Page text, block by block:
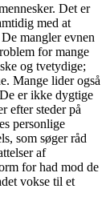
Det er
med at
mangler evnen
for mange
og tvetydige;
Mange lider også
er ikke dygtige
efter steder på
personlige
som søger råd
af
for had mod de
vokse til et